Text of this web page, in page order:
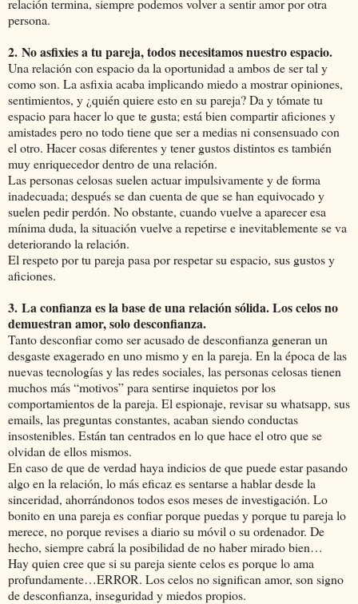
relación termina, siempre podemos volver a sentir amor por otra
persona.
2. No asfixies a tu pareja, todos necesitamos nuestro espacio.
Una relación con espacio da la oportunidad a ambos de ser tal y
como son. La asfixia acaba implicando miedo a mostrar opiniones,
sentimientos, y ¿quién quiere esto en su pareja? Da y tómate tu
espacio para hacer lo que te gusta; está bien compartir aficiones y
amistades pero no todo tiene que ser a medias ni consensuado con
el otro. Hacer cosas diferentes y tener gustos distintos es también
muy enriquecedor dentro de una relación.
Las personas celosas suelen actuar impulsivamente y de forma
inadecuada; después se dan cuenta de que se han equivocado y
suelen pedir perdón. No obstante, cuando vuelve a aparecer esa
mínima duda, la situación vuelve a repetirse e inevitablemente se va
deteriorando la relación.
El respeto por tu pareja pasa por respetar su espacio, sus gustos y
aficiones.
3. La confianza es la base de una relación sólida. Los celos no
demuestran amor, solo desconfianza.
Tanto desconfiar como ser acusado de desconfianza generan un
desgaste exagerado en uno mismo y en la pareja. En la época de las
nuevas tecnologías y las redes sociales, las personas celosas tienen
muchos más “motivos” para sentirse inquietos por los
comportamientos de la pareja. El espionaje, revisar su whatsapp, sus
emails, las preguntas constantes, acaban siendo conductas
insostenibles. Están tan centrados en lo que hace el otro que se
olvidan de ellos mismos.
En caso de que de verdad haya indicios de que puede estar pasando
algo en la relación, lo más eficaz es sentarse a hablar desde la
sinceridad, ahorrándonos todos esos meses de investigación. Lo
bonito en una pareja es confiar porque puedas y porque tu pareja lo
merece, no porque revises a diario su móvil o su ordenador. De
hecho, siempre cabrá la posibilidad de no haber mirado bien…
Hay quien cree que si su pareja siente celos es porque lo ama
profundamente…ERROR. Los celos no significan amor, son signo
de desconfianza, inseguridad y miedos propios.